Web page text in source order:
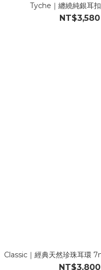
Tyche｜纏繞純銀耳扣
NT$3,580
Classic｜經典天然珍珠耳環
NT$3,800